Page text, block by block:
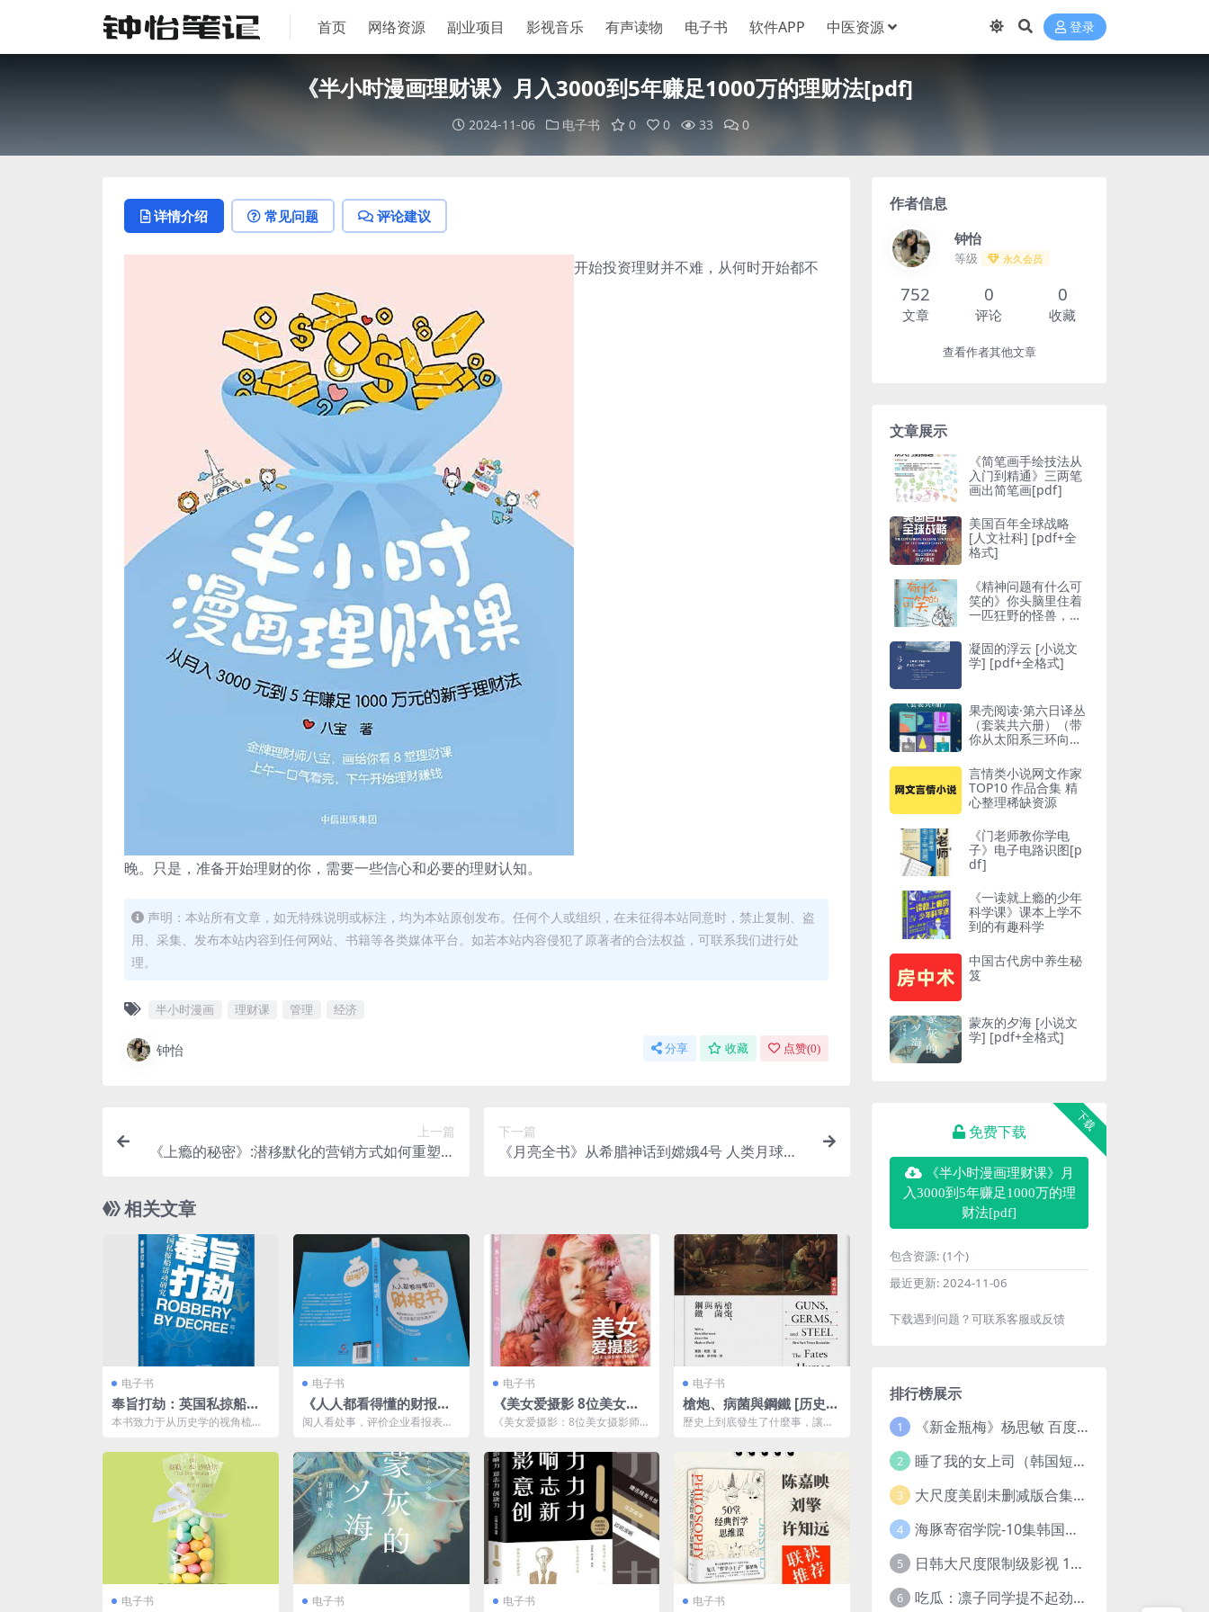
首页 网络资源 副业项目 影视音乐 有声读物 电子书 软件APP 中医资源 登录
《半小时漫画理财课》月入3000到5年赚足1000万的理财法[pdf]
2024-11-06 电子书 0 0 33 0
详情介绍 常见问题 评论建议
开始投资理财并不难，从何时开始都不
晚。只是，准备开始理财的你，需要一些信心和必要的理财认知。
声明：本站所有文章，如无特殊说明或标注，均为本站原创发布。任何个人或组织，在未征得本站同意时，禁止复制、盗
用、采集、发布本站内容到任何网站、书籍等各类媒体平台。如若本站内容侵犯了原著者的合法权益，可联系我们进行处
理。
半小时漫画 理财课 管理 经济
钟怡 分享 收藏 点赞(0)
上一篇
《上瘾的秘密》:潜移默化的营销方式如何重塑我
下一篇
《月亮全书》从希腊神话到嫦娥4号 人类月球探
相关文章
电子书
奉旨打劫：英国私掠船活
动研究 [ 历史传记] [pdf
本书致力于从历史学的视角梳理
察英国私掠船活动演进的历...
电子书
《人人都看得懂的财报
书》人人都看得懂的通俗
阅人看处事，评价企业看报表。
准。要做一个聪明的投资者并...
电子书
《美女爱摄影 8位美女摄
影师的外拍秘诀》神韵与
《美女爱摄影：8位美女摄影师的
巧与艺术的书籍，特别...
电子书
槍炮、病菌與鋼鐵 [ 历史传
记] [pdf+全格式]
歷史上到底發生了什麼事，讓世
的達爾文」——賈德・戴蒙...
电子书 电子书 电子书 电子书
作者信息
钟怡
等级 永久会员
752
文章
0
评论
0
收藏
查看作者其他文章
文章展示
《简笔画手绘技法从
入门到精通》三两笔
画出简笔画[pdf]
美国百年全球战略
[ 人文社科] [pdf+全
格式]
《精神问题有什么可
笑的》你头脑里住着
一匹狂野的怪兽，你
凝固的浮云 [ 小说文
学] [pdf+全格式]
果壳阅读·第六日译丛
（套装共六册）（带
你从太阳系三环向四
的奇妙探索！）
言情类小说网文作家
TOP10 作品合集 精
心整理稀缺资源
《门老师教你学电
子》电子电路识图[p
df]
《一读就上瘾的少年
科学课》课本上学不
到的有趣科学
中国古代房中养生秘
笈
蒙灰的夕海 [ 小说文
学] [pdf+全格式]
下载
免费下载
《半小时漫画理财课》月
入3000到5年赚足1000万的理
财法[pdf]
包含资源: (1个)
最近更新: 2024-11-06
下载遇到问题？可联系客服或反馈
排行榜展示
1 《新金瓶梅》杨思敏 百度云网盘下载.1080P阿里下载.国语中字.(1996)
2 睡了我的女上司（韩国短剧）4K超清/中字百度云网盘下载
3 大尺度美剧未删减版合集【22部】
4 海豚寄宿学院-10集韩国高颜值短剧
5 日韩大尺度限制级影视 120部大合集无删减版
6 吃瓜：凛子同学提不起劲/小怡loli 72V+23V+14V–24.02GB】